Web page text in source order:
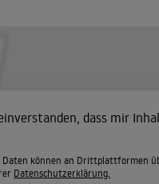
dass mir
Daten können an Drittplattformen
Datenschutzerklärung.